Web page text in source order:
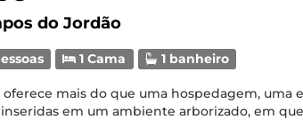
do Jordão
1 Cama 1 banheiro
oferece mais do que uma hospedagem, uma
inseridas em um ambiente arborizado, em que